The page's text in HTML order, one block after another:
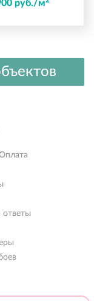
руб./м
ответы